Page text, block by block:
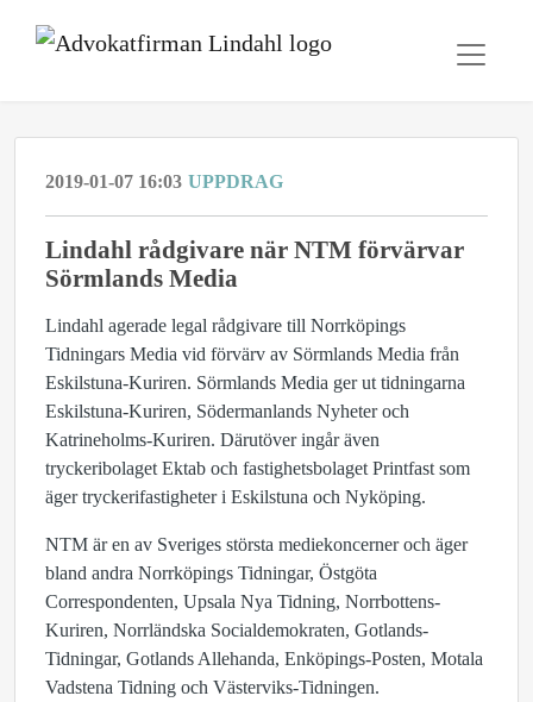
2019-01-07 16:03 UPPDRAG
Lindahl rådgivare när NTM förvärvar
Sörmlands Media
Lindahl agerade legal rådgivare till Norrköpings
Tidningars Media vid förvärv av Sörmlands Media från
Eskilstuna-Kuriren. Sörmlands Media ger ut tidningarna
Eskilstuna-Kuriren, Södermanlands Nyheter och
Katrineholms-Kuriren. Därutöver ingår även
tryckeribolaget Ektab och fastighetsbolaget Printfast som
äger tryckerifastigheter i Eskilstuna och Nyköping.
NTM är en av Sveriges största mediekoncerner och äger
bland andra Norrköpings Tidningar, Östgöta
Correspondenten, Upsala Nya Tidning, Norrbottens-
Kuriren, Norrländska Socialdemokraten, Gotlands-
Tidningar, Gotlands Allehanda, Enköpings-Posten, Motala
Vadstena Tidning och Västerviks-Tidningen.